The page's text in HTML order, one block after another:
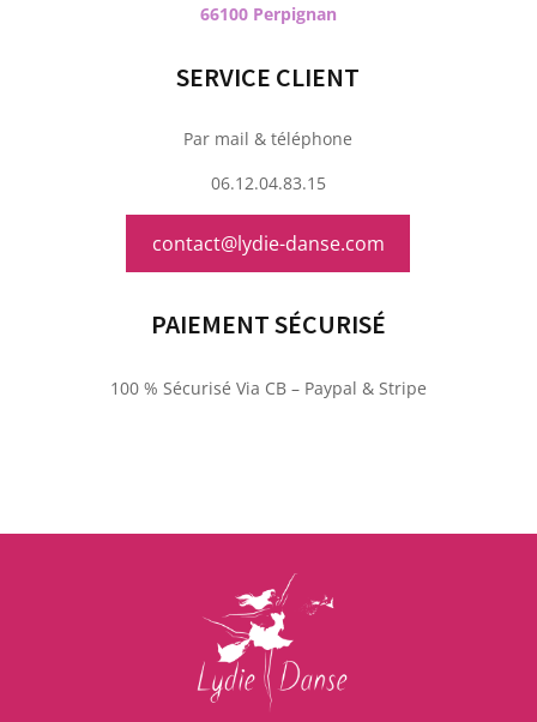
66100 Perpignan
SERVICE CLIENT
Par mail & téléphone
06.12.04.83.15
contact@lydie-danse.com
PAIEMENT SÉCURISÉ
100 % Sécurisé Via CB – Paypal & Stripe